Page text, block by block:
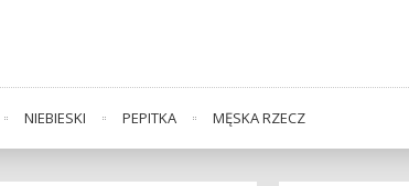
NIEBIESKI PEPITKA MĘSKA RZECZ